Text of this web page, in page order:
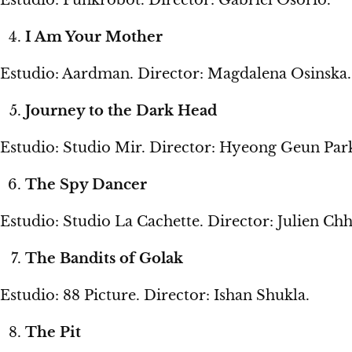
I Am Your Mother
Estudio: Aardman. Director: Magdalena Osinska.
Journey to the Dark Head
Estudio: Studio Mir. Director: Hyeong Geun
The Spy Dancer
Estudio: Studio La Cachette. Director: Julien
The Bandits of Golak
Estudio: 88 Picture. Director: Ishan Shukla.
The Pit